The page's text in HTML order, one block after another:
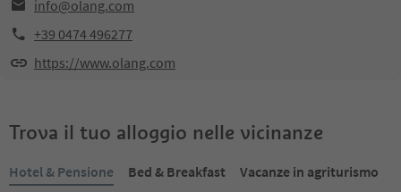
info@olang.com
+39 0474 496277
https://www.olang.com
Trova il tuo alloggio nelle vicinanze
Hotel & Pensione Bed & Breakfast
Vacanze in agriturismo